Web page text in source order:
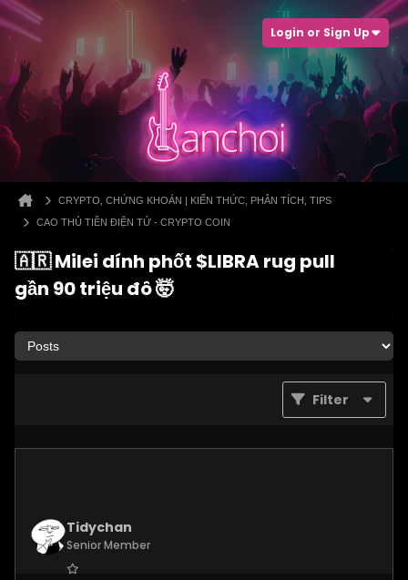
Login or Sign Up
CRYPTO, CHỨNG KHOÁN | KIẾN THỨC, PHÂN TÍCH, TIPS
CAO THỦ TIỀN ĐIỆN TỬ - CRYPTO COIN
🇦🇷 Milei dính phốt $LIBRA rug pull
gần 90 triệu đô 🤯
Filter
Tidychan
Senior Member